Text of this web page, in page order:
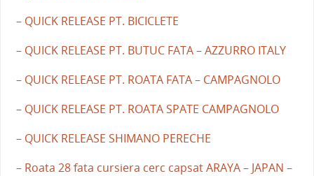
– QUICK RELEASE PT. BICICLETE
– QUICK RELEASE PT. BUTUC FATA – AZZURRO ITALY
– QUICK RELEASE PT. ROATA FATA – CAMPAGNOLO
– QUICK RELEASE PT. ROATA SPATE CAMPAGNOLO
– QUICK RELEASE SHIMANO PERECHE
– Roata 28 fata cursiera cerc capsat ARAYA – JAPAN –